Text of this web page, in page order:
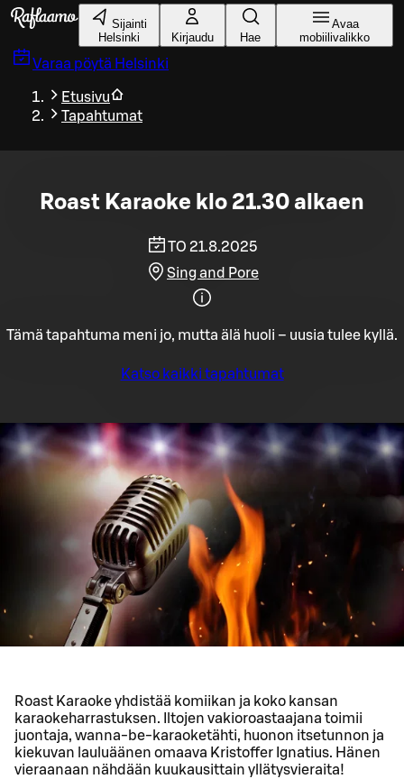
Siirry pääsisältöön
Sijainti
Helsinki
Kirjaudu Hae
Avaa
mobiilivalikko
Varaa pöytä Helsinki
Etusivu
Tapahtumat
Roast Karaoke klo 21.30 alkaen
TO 21.8.2025
Sing and Pore
Tämä tapahtuma meni jo, mutta älä huoli – uusia tulee kyllä.
Katso kaikki tapahtumat
Roast Karaoke yhdistää komiikan ja koko kansan
karaokeharrastuksen. Iltojen vakioroastaajana toimii
juontaja, wanna-be-karaoketähti, huonon itsetunnon ja
kiekuvan lauluäänen omaava Kristoffer Ignatius. Hänen
vieraanaan nähdään kuukausittain yllätysvieraita!